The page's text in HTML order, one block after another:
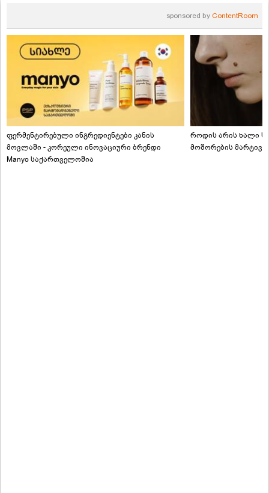
sponsored by ContentRoom
ფერმენტირებული ინგრედიენტები კანის
მოვლაში - კორეული ინოვაციური ბრენდი
Manyo საქართველოშია
როდის არის ხალი
მოშორების